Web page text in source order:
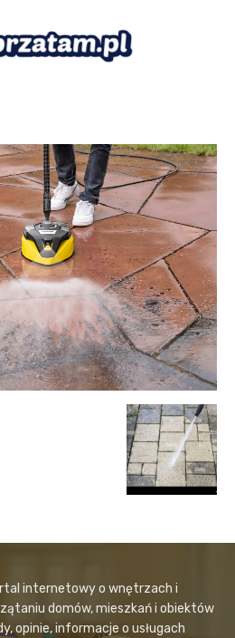
internetowy o wnętrzach i
domów, mieszkań i obiektów
opinie, informacje o usługach